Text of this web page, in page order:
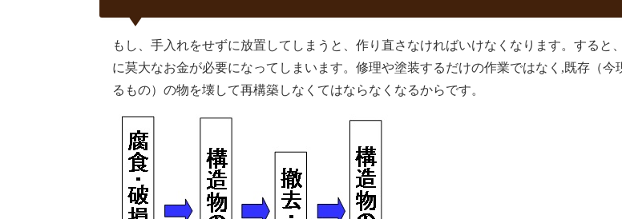
もし、手入れをせずに放置してしまうと、作り直さなければいけなくなります。すると
に莫大なお金が必要になってしまいます。修理や塗装するだけの作業ではなく,既存（今
るもの）の物を壊して再構築しなくてはならなくなるからです。